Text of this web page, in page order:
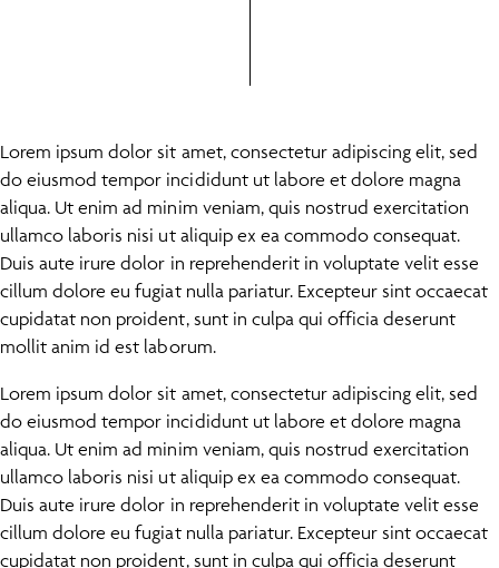
Lorem ipsum dolor sit amet, consectetur adipiscing elit, sed
do eiusmod tempor incididunt ut labore et dolore magna
aliqua. Ut enim ad minim veniam, quis nostrud exercitation
ullamco laboris nisi ut aliquip ex ea commodo consequat.
Duis aute irure dolor in reprehenderit in voluptate velit esse
cillum dolore eu fugiat nulla pariatur. Excepteur sint occaecat
cupidatat non proident, sunt in culpa qui officia deserunt
mollit anim id est laborum.
Lorem ipsum dolor sit amet, consectetur adipiscing elit, sed
do eiusmod tempor incididunt ut labore et dolore magna
aliqua. Ut enim ad minim veniam, quis nostrud exercitation
ullamco laboris nisi ut aliquip ex ea commodo consequat.
Duis aute irure dolor in reprehenderit in voluptate velit esse
cillum dolore eu fugiat nulla pariatur. Excepteur sint occaecat
cupidatat non proident, sunt in culpa qui officia deserunt